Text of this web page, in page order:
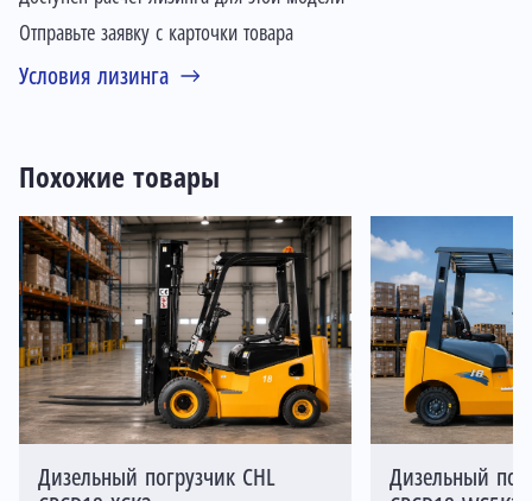
Отправьте заявку с карточки товара
Условия лизинга
Похожие товары
Дизельный погрузчик CHL
Дизельный